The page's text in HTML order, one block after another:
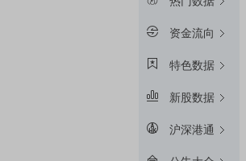
资金流向
特色数据
新股数据
沪深港通